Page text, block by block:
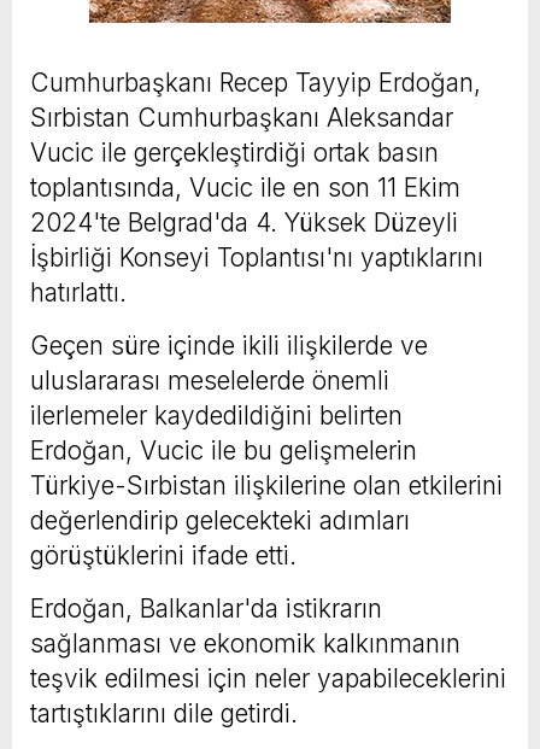
Cumhurbaşkanı Recep Tayyip Erdoğan,
Sırbistan Cumhurbaşkanı Aleksandar
Vucic ile gerçekleştirdiği ortak basın
toplantısında, Vucic ile en son 11 Ekim
2024'te Belgrad'da 4. Yüksek Düzeyli
İşbirliği Konseyi Toplantısı'nı yaptıklarını
hatırlattı.
Geçen süre içinde ikili ilişkilerde ve
uluslararası meselelerde önemli
ilerlemeler kaydedildiğini belirten
Erdoğan, Vucic ile bu gelişmelerin
Türkiye-Sırbistan ilişkilerine olan etkilerini
değerlendirip gelecekteki adımları
görüştüklerini ifade etti.
Erdoğan, Balkanlar'da istikrarın
sağlanması ve ekonomik kalkınmanın
teşvik edilmesi için neler yapabileceklerini
tartıştıklarını dile getirdi.